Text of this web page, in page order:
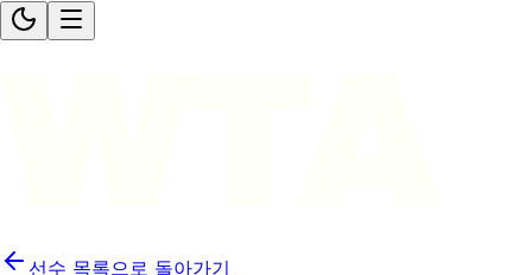
선수 목록으로 돌아가기